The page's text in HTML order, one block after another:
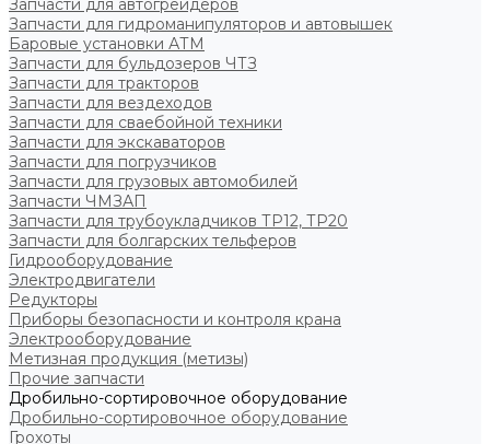
Запчасти для автогрейдеров
Запчасти для гидроманипуляторов и автовышек
Баровые установки АТМ
Запчасти для бульдозеров ЧТЗ
Запчасти для тракторов
Запчасти для вездеходов
Запчасти для сваебойной техники
Запчасти для экскаваторов
Запчасти для погрузчиков
Запчасти для грузовых автомобилей
Запчасти ЧМЗАП
Запчасти для трубоукладчиков ТР12, ТР20
Запчасти для болгарских тельферов
Гидрооборудование
Электродвигатели
Редукторы
Приборы безопасности и контроля крана
Электрооборудование
Метизная продукция (метизы)
Прочие запчасти
Дробильно-сортировочное оборудование
Дробильно-сортировочное оборудование
Грохоты